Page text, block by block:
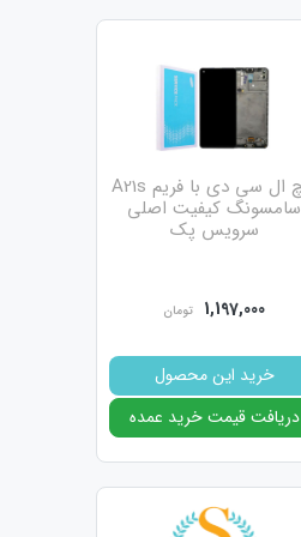
تاچ ال سی دی با فریم A21s
سامسونگ کیفیت اصلی
سرویس پک
1,197,000 تومان
خرید این محصول
دریافت قیمت خرید عمده